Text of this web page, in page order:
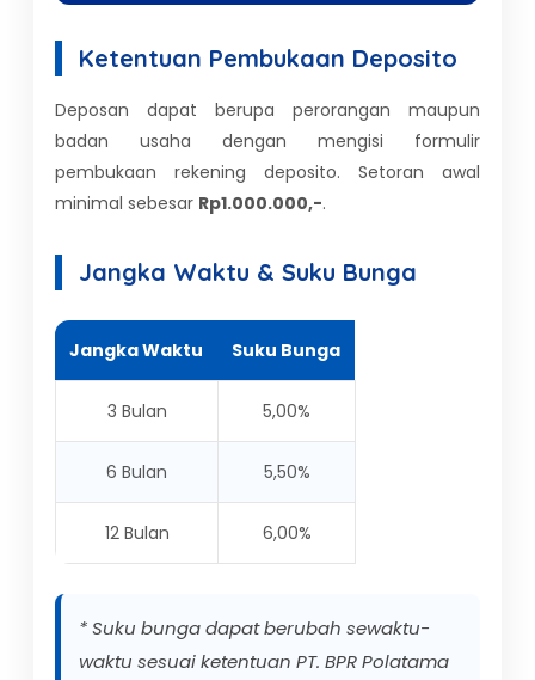
Ketentuan Pembukaan Deposito
Deposan dapat berupa perorangan maupun
badan usaha dengan mengisi formulir
pembukaan rekening deposito. Setoran awal
minimal sebesar Rp1.000.000,-.
Jangka Waktu & Suku Bunga
Jangka Waktu Suku Bunga
3 Bulan 5,00%
6 Bulan 5,50%
12 Bulan 6,00%
* Suku bunga dapat berubah sewaktu-
waktu sesuai ketentuan PT. BPR Polatama